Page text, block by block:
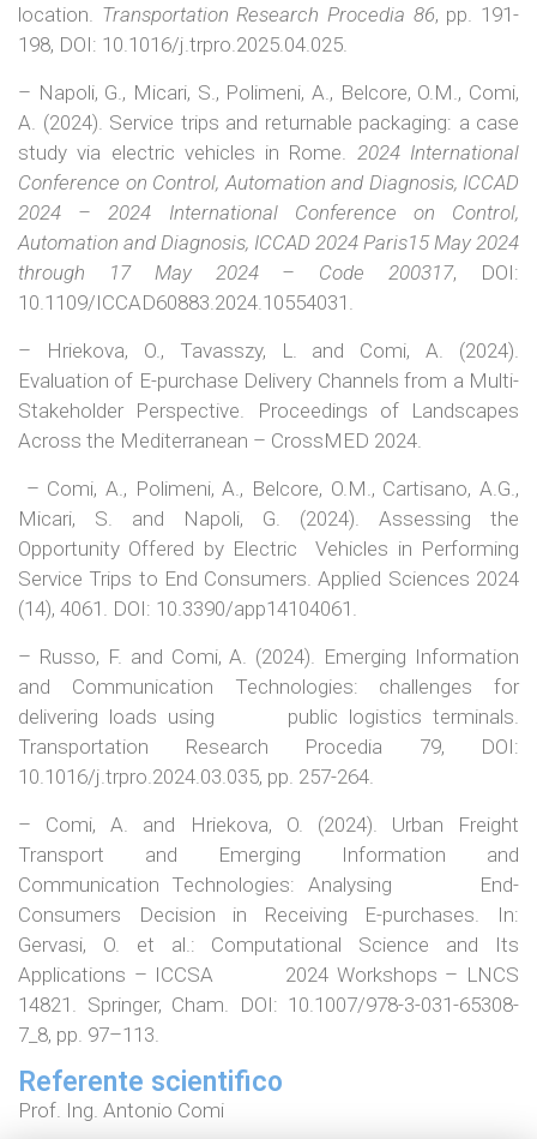
location. Transportation Research Procedia 86, pp. 191-
198, DOI: 10.1016/j.trpro.2025.04.025.
– Napoli, G., Micari, S., Polimeni, A., Belcore, O.M., Comi,
A. (2024). Service trips and returnable packaging: a case
study via electric vehicles in Rome. 2024 International
Conference on Control, Automation and Diagnosis, ICCAD
2024 – 2024 International Conference on Control,
Automation and Diagnosis, ICCAD 2024 Paris15 May 2024
through 17 May 2024 – Code 200317, DOI:
10.1109/ICCAD60883.2024.10554031.
– Hriekova, O., Tavasszy, L. and Comi, A. (2024).
Evaluation of E-purchase Delivery Channels from a Multi-
Stakeholder Perspective. Proceedings of Landscapes
Across the Mediterranean – CrossMED 2024.
– Comi, A., Polimeni, A., Belcore, O.M., Cartisano, A.G.,
Micari, S. and Napoli, G. (2024). Assessing the
Opportunity Offered by Electric Vehicles in Performing
Service Trips to End Consumers. Applied Sciences 2024
(14), 4061. DOI: 10.3390/app14104061.
– Russo, F. and Comi, A. (2024). Emerging Information
and Communication Technologies: challenges for
delivering loads using public logistics terminals.
Transportation Research Procedia 79, DOI:
10.1016/j.trpro.2024.03.035, pp. 257-264.
– Comi, A. and Hriekova, O. (2024). Urban Freight
Transport and Emerging Information and
Communication Technologies: Analysing End-
Consumers Decision in Receiving E-purchases. In:
Gervasi, O. et al.: Computational Science and Its
Applications – ICCSA 2024 Workshops – LNCS
14821. Springer, Cham. DOI: 10.1007/978-3-031-65308-
7_8, pp. 97–113.
Referente scientifico
Prof. Ing. Antonio Comi